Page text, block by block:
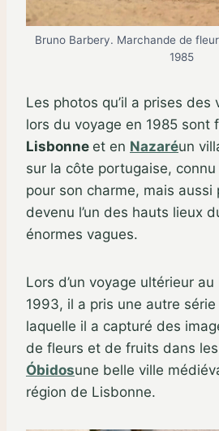
Bruno Barbery. Marchande de
1985
Les photos qu’il a prises
lors du voyage en 1985 sont
Lisbonne et en Nazaréun
sur la côte portugaise,
pour son charme, mais aussi
devenu l’un des hauts lieux
énormes vagues.
Lors d’un voyage ultérieur
1993, il a pris une autre
laquelle il a capturé des
de fleurs et de fruits dans
Óbidosune belle ville
région de Lisbonne.